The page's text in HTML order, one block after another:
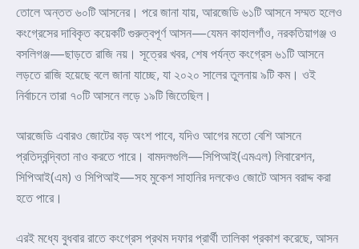
তোলে অন্তত ৬০টি আসনের। পরে জানা যায়, আরজেডি ৬১টি আসনে সম্মত হলেও
কংগ্রেসের দাবিকৃত কয়েকটি গুরুত্বপূর্ণ আসন—যেমন কাহালগাঁও, নরকতিয়াগঞ্জ ও
বসলিগঞ্জ—ছাড়তে রাজি নয়। সূত্রের খবর, শেষ পর্যন্ত কংগ্রেস ৬১টি আসনে
লড়তে রাজি হয়েছে বলে জানা যাচ্ছে, যা ২০২০ সালের তুলনায় ৯টি কম। ওই
নির্বাচনে তারা ৭০টি আসনে লড়ে ১৯টি জিতেছিল।
আরজেডি এবারও জোটের বড় অংশ পাবে, যদিও আগের মতো বেশি আসনে
প্রতিদ্বন্দ্বিতা নাও করতে পারে। বামদলগুলি—সিপিআই(এমএল) লিবারেশন,
সিপিআই(এম) ও সিপিআই—সহ মুকেশ সাহানির দলকেও জোটে আসন বরাদ্দ করা
হতে পারে।
এরই মধ্যে বুধবার রাতে কংগ্রেস প্রথম দফার প্রার্থী তালিকা প্রকাশ করেছে, আসন